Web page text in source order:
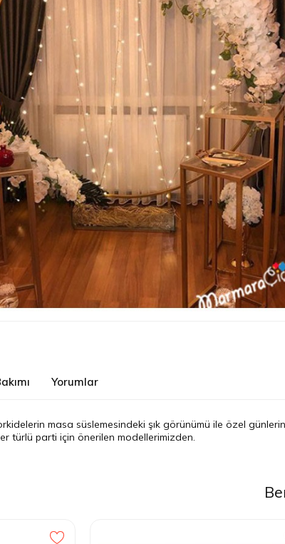
Yorumlar
masa süslemesindeki şık görünümü ile özel
türlü parti için önerilen modellerimizden.